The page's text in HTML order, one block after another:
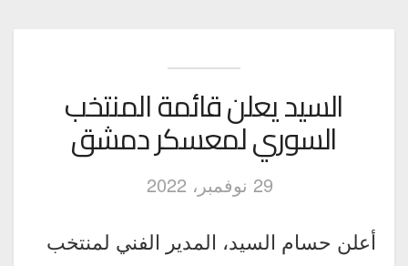
السيد يعلن قائمة المنتخب
السوري لمعسكر دمشق
29 نوفمبر، 2022
أعلن حسام السيد، المدير الفني لمنتخب